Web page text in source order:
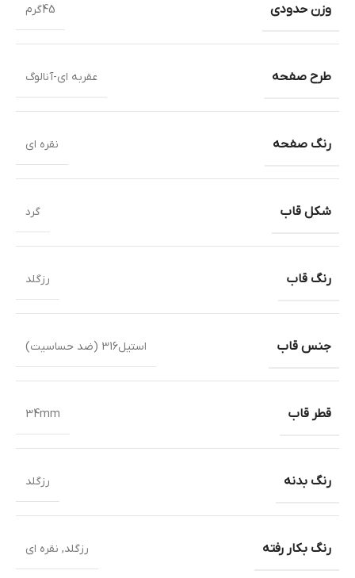
وزن حدودی 45گرم
طرح صفحه عقربه ای-آنالوگ
رنگ صفحه نقره ای
شکل قاب گرد
رنگ قاب رزگلد
جنس قاب استیل316 (ضد حساسیت)
قطر قاب 34mm
رنگ بدنه رزگلد
رنگ بکار رفته رزگلد, نقره ای